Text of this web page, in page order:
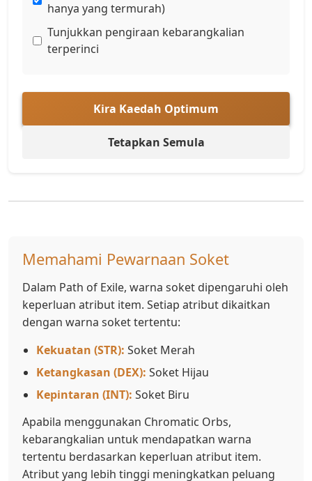
hanya yang termurah)
Tunjukkan pengiraan kebarangkalian
terperinci
Kira Kaedah Optimum
Tetapkan Semula
Memahami Pewarnaan Soket
Dalam Path of Exile, warna soket dipengaruhi oleh
keperluan atribut item. Setiap atribut dikaitkan
dengan warna soket tertentu:
Kekuatan (STR): Soket Merah
Ketangkasan (DEX): Soket Hijau
Kepintaran (INT): Soket Biru
Apabila menggunakan Chromatic Orbs,
kebarangkalian untuk mendapatkan warna
tertentu berdasarkan keperluan atribut item.
Atribut yang lebih tinggi meningkatkan peluang